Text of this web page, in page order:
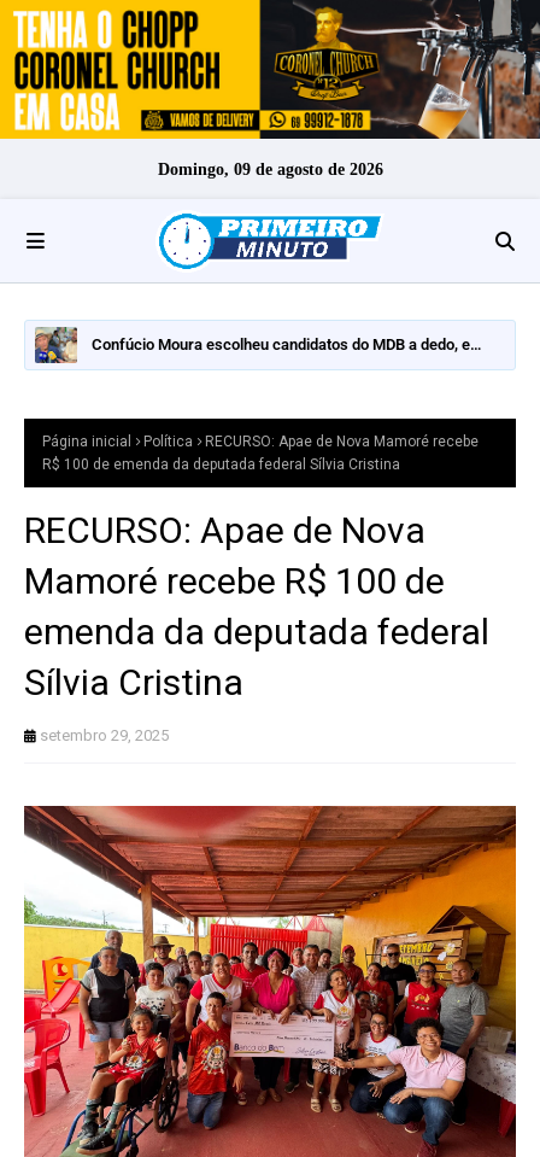
Domingo, 09 de agosto de 2026
Confúcio Moura escolheu candidatos do MDB a dedo, e
Página inicial Política
RECURSO: Apae de Nova Mamoré recebe
R$ 100 de emenda da deputada federal Sílvia Cristina
RECURSO: Apae de Nova
Mamoré recebe R$ 100 de
emenda da deputada federal
Sílvia Cristina
setembro 29, 2025